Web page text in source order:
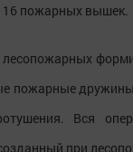
пожарных вышек.
пожарные
Вся
при